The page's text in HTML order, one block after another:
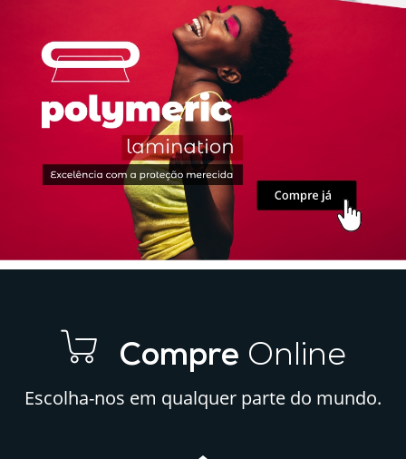
Compre Online
Escolha-nos em qualquer parte do mundo.
Qualidade
para
Seu
Impressão
Comunicação
Visual?